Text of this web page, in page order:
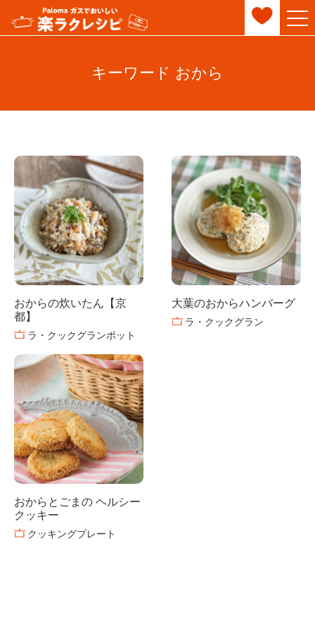
キーワード おから
おからの炊いたん【京
都】
ラ・クックグランポット
大葉のおからハンバーグ
ラ・クックグラン
おからとごまの ヘルシー
クッキー
クッキングプレート